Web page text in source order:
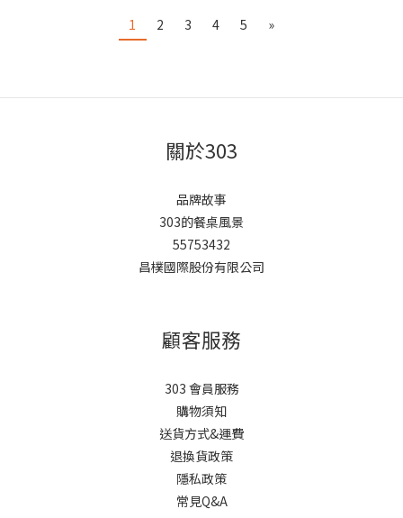
1 2 3 4 5 »
關於303
品牌故事
303的餐桌風景
55753432
昌樸國際股份有限公司
顧客服務
303 會員服務
購物須知
送貨方式&運費
退換貨政策
隱私政策
常見Q&A